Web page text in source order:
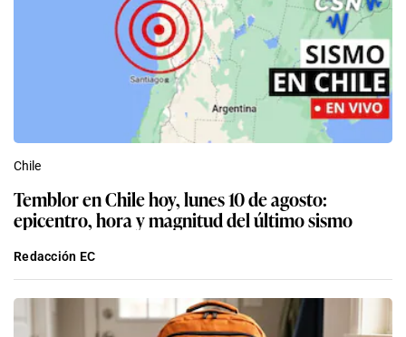
Chile
Temblor en Chile hoy, lunes 10 de agosto:
epicentro, hora y magnitud del último sismo
Redacción EC